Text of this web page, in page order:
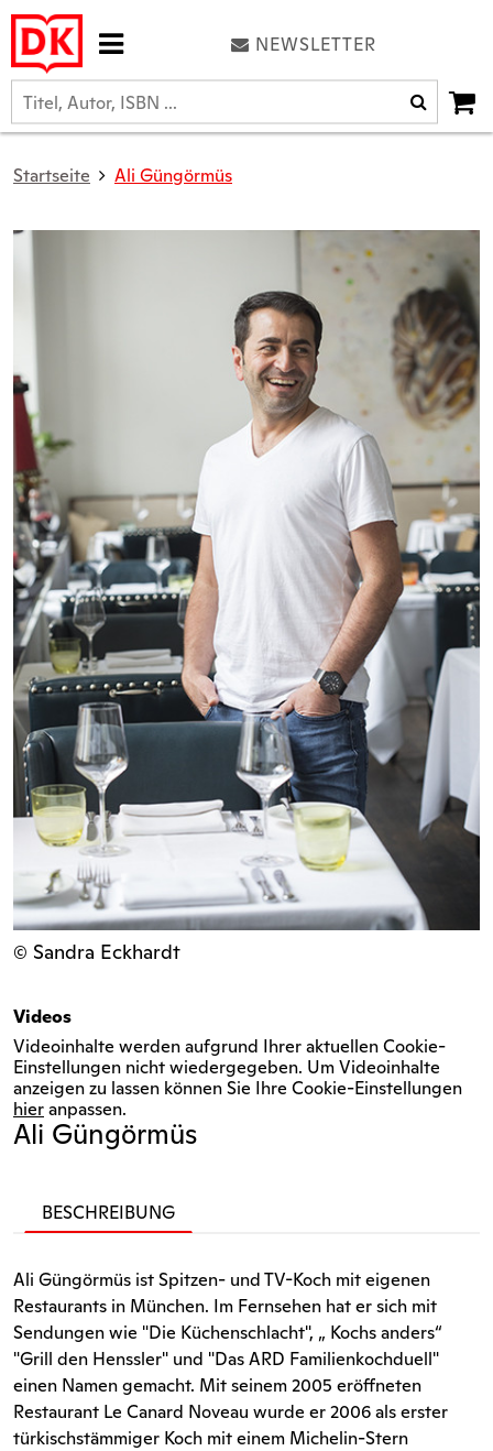
NEWSLETTER
Startseite Ali Güngörmüs
© Sandra Eckhardt
Videos
Videoinhalte werden aufgrund Ihrer aktuellen Cookie-
Einstellungen nicht wiedergegeben. Um Videoinhalte
anzeigen zu lassen können Sie Ihre Cookie-Einstellungen
hieranpassen.
Ali Güngörmüs
BESCHREIBUNG
Ali Güngörmüs ist Spitzen- und TV-Koch mit eigenen
Restaurants in München. Im Fernsehen hat er sich mit
Sendungen wie "Die Küchenschlacht", „ Kochs anders“
"Grill den Henssler" und "Das ARD Familienkochduell"
einen Namen gemacht. Mit seinem 2005 eröffneten
Restaurant Le Canard Noveau wurde er 2006 als erster
türkischstämmiger Koch mit einem Michelin-Stern